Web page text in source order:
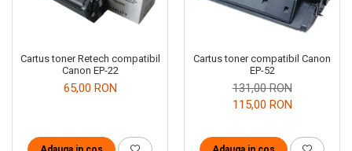
Cartus toner Retech compatibil
Canon EP-22
65,00 RON
Cartus toner compatibil Canon
EP-52
131,00 RON
115,00 RON